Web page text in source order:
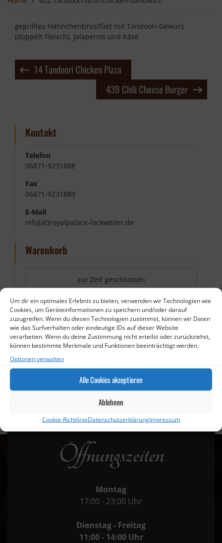
Um dir ein optimales Erlebnis zu bieten, verwenden wir Technologien wie
Cookies, um Geräteinformationen zu speichern und/oder darauf
zuzugreifen. Wenn du diesen Technologien zustimmst, können wir Daten
wie das Surfverhalten oder eindeutige IDs auf dieser Website
verarbeiten. Wenn du deine Zustimmung nicht erteilst oder zurückziehst,
können bestimmte Merkmale und Funktionen beeinträchtigt werden.
Optionen verwalten
Alle Cookies akzeptieren
Ablehnen
Cookie-RichtlinieDatenschutzerklärungImpressum
gegrilltes Hähnchenbrustfilet mit Tandoori-Gewürz
(doppelt Fleisch), Jalapenos und Käse
Beitragsnavigation
14 Tandoori Chicken Pizza
439 Chili Cheese Burger
Kontakt
Telefon
06871-9231888
Fax
06871-9231889
E-Mail
info[at]royalpalace-lockweiler.de
Warenkorb
zur Zeit geschlossen
Öffnungszeiten
Montag
17:00 - 23:00 Uhr
Dienstag - Freitag
11:00 - 14:00 Uhr